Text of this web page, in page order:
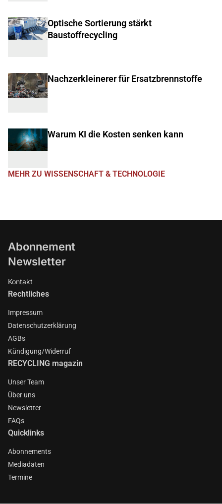
Optische Sortierung stärkt
Baustoffrecycling
Nachzerkleinerer für Ersatzbrennstoffe
Warum KI die Kosten senken kann
MEHR ZU WISSENSCHAFT & TECHNOLOGIE
Abonnement
Newsletter
Kontakt
Rechtliches
Impressum
Datenschutzerklärung
AGBs
Kündigung/Widerruf
RECYCLING magazin
Unser Team
Über uns
Newsletter
FAQs
Quicklinks
Abonnements
Mediadaten
Termine